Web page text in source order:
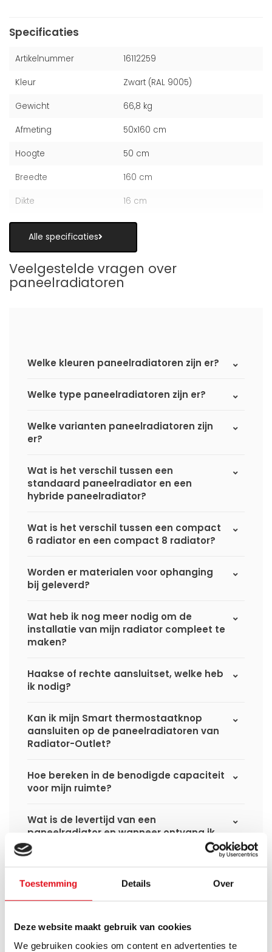
Toestemming Details Over
Deze website maakt gebruik van cookies
We gebruiken cookies om content en advertenties te
Specificaties
Artikelnummer 16112259
Kleur Zwart (RAL 9005)
Gewicht 66,8 kg
Afmeting 50x160 cm
Hoogte 50 cm
Breedte 160 cm
Dikte 16 cm
Alle specificaties
Veelgestelde vragen over
paneelradiatoren
Welke kleuren paneelradiatoren zijn er?
Welke type paneelradiatoren zijn er?
Welke varianten paneelradiatoren zijn
er?
Wat is het verschil tussen een
standaard paneelradiator en een
hybride paneelradiator?
Wat is het verschil tussen een compact
6 radiator en een compact 8 radiator?
Worden er materialen voor ophanging
bij geleverd?
Wat heb ik nog meer nodig om de
installatie van mijn radiator compleet te
maken?
Haakse of rechte aansluitset, welke heb
ik nodig?
Kan ik mijn Smart thermostaatknop
aansluiten op de paneelradiatoren van
Radiator-Outlet?
Hoe bereken in de benodigde capaciteit
voor mijn ruimte?
Wat is de levertijd van een
paneelradiator en wanneer ontvang ik
deze als ik een bestelling plaats?
Ik heb een (hybride) warmtepomp
installatie, kan ik alle radiatoren
gebruiken uit de website?
Kan ik alle radiatoren op de website
toepassen in combinatie met